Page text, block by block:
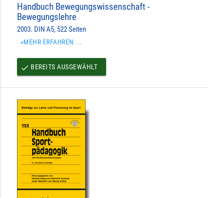
Handbuch Bewegungswissenschaft -
Bewegungslehre
2003. DIN A5, 522 Seiten
»MEHR ERFAHREN ...
done BEREITS AUSGEWÄHLT